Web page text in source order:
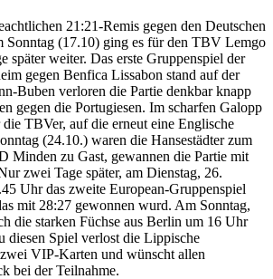
21:21-Remis gegen den Deutschen
(17.10) ging es für den TBV Lemgo
später weiter. Das erste Gruppenspiel der
gegen Benfica Lissabon stand auf der
Buben verloren die Partie denkbar knapp
gegen die Portugiesen. Im scharfen Galopp
TBVer, auf die erneut eine Englische
(24.10.) waren die Hansestädter zum
Minden zu Gast, gewannen die Partie mit
zwei Tage später, am Dienstag, 26.
Uhr das zweite European-Gruppenspiel
mit 28:27 gewonnen wurd. Am Sonntag,
die starken Füchse aus Berlin um 16 Uhr
diesen Spiel verlost die Lippische
VIP-Karten und wünscht allen
bei der Teilnahme.